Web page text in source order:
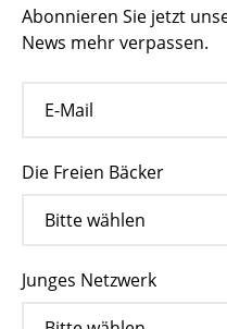
Abonnieren Sie jetzt
News mehr verpassen.
Die Freien Bäcker
Junges Netzwerk